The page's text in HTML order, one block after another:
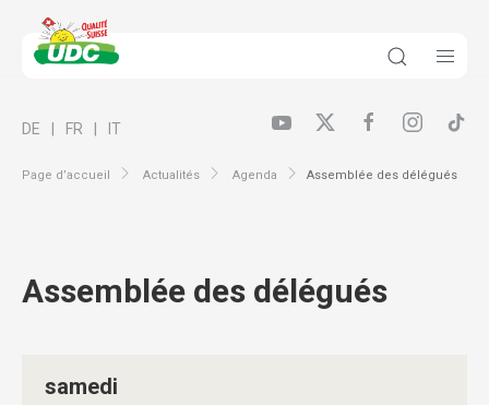
Page d’accueil Actualités Agenda Assemblée des délégués
DE FR IT
Assemblée des délégués
samedi